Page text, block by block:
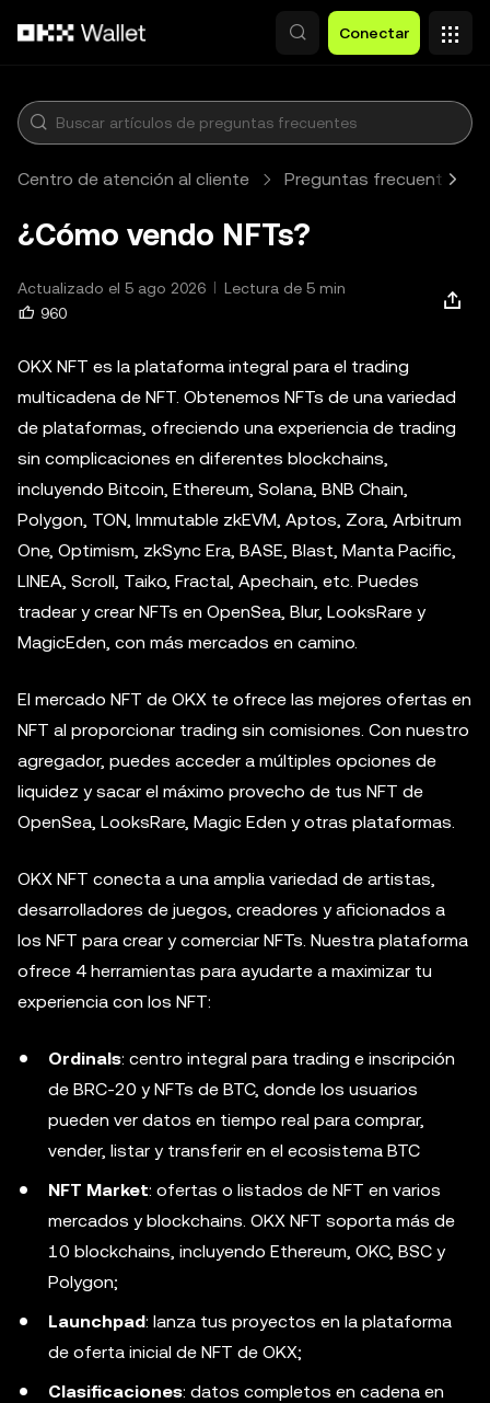
Conectar
Centro de atención al cliente Preguntas frecuentes
¿Cómo vendo NFTs?
Actualizado el 5 ago 2026
Lectura de 5 min
960
OKX NFT es la plataforma integral para el trading
multicadena de NFT. Obtenemos NFTs de una variedad
de plataformas, ofreciendo una experiencia de trading
sin complicaciones en diferentes blockchains,
incluyendo Bitcoin, Ethereum, Solana, BNB Chain,
Polygon, TON, Immutable zkEVM, Aptos, Zora, Arbitrum
One, Optimism, zkSync Era, BASE, Blast, Manta Pacific,
LINEA, Scroll, Taiko, Fractal, Apechain, etc. Puedes
tradear y crear NFTs en OpenSea, Blur, LooksRare y
MagicEden, con más mercados en camino.
El mercado NFT de OKX te ofrece las mejores ofertas en
NFT al proporcionar trading sin comisiones. Con nuestro
agregador, puedes acceder a múltiples opciones de
liquidez y sacar el máximo provecho de tus NFT de
OpenSea, LooksRare, Magic Eden y otras plataformas.
OKX NFT conecta a una amplia variedad de artistas,
desarrolladores de juegos, creadores y aficionados a
los NFT para crear y comerciar NFTs. Nuestra plataforma
ofrece 4 herramientas para ayudarte a maximizar tu
experiencia con los NFT:
Ordinals: centro integral para trading e inscripción
de BRC-20 y NFTs de BTC, donde los usuarios
pueden ver datos en tiempo real para comprar,
vender, listar y transferir en el ecosistema BTC
NFT Market: ofertas o listados de NFT en varios
mercados y blockchains. OKX NFT soporta más de
10 blockchains, incluyendo Ethereum, OKC, BSC y
Polygon;
Launchpad: lanza tus proyectos en la plataforma
de oferta inicial de NFT de OKX;
Clasificaciones: datos completos en cadena en